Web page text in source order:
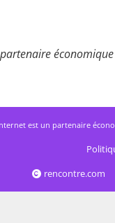
est un partenaire
rencontre.com